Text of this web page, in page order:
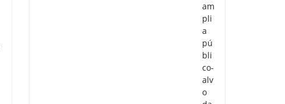
am
pli
a
pú
bli
co-
alv
o